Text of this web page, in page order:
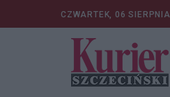
CZWARTEK, 06